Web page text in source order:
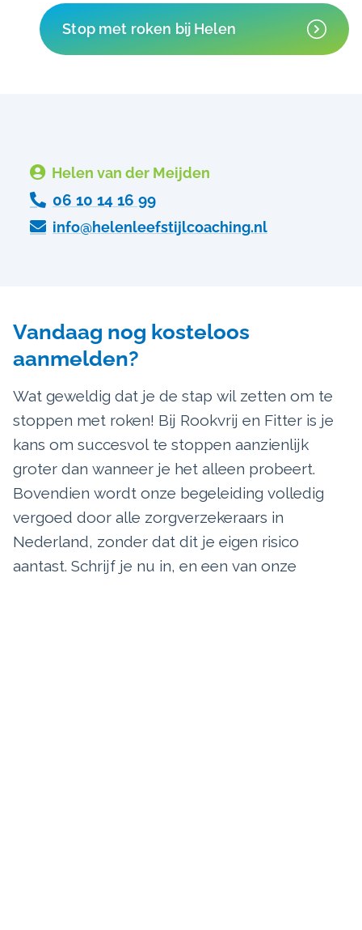
Stop met roken bij Helen
 Helen van der Meijden
 06 10 14 16 99
 info@helenleefstijlcoaching.nl
Vandaag nog kosteloos
aanmelden?